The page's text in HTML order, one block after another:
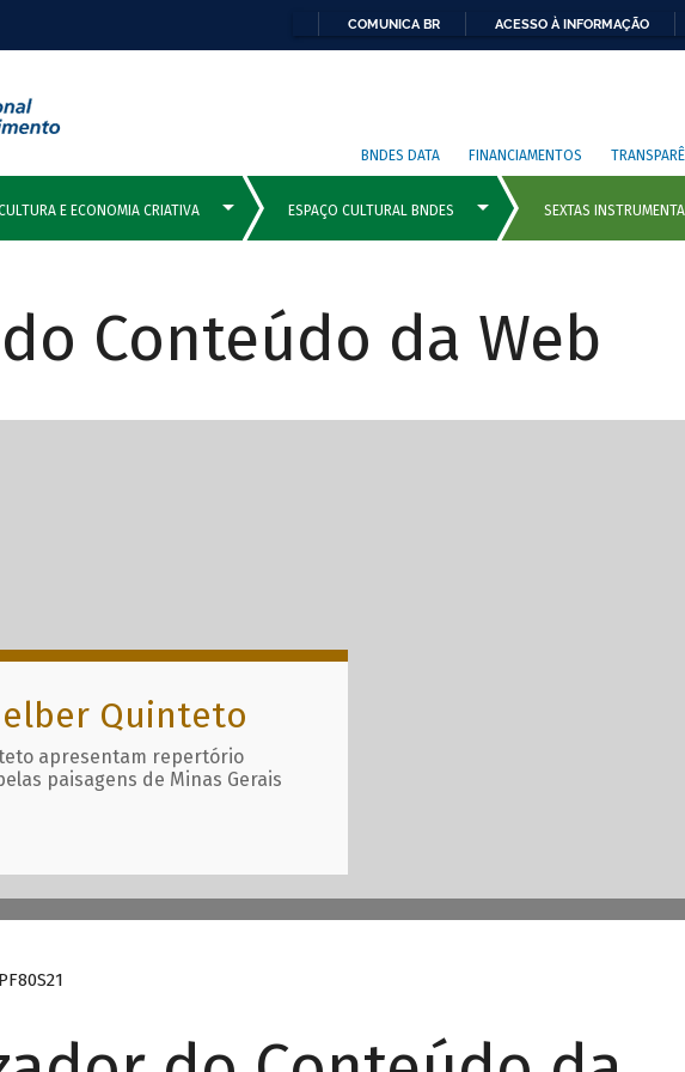
COMUNICA BR ACESSO À INFORMAÇÃO
BNDES DATA FINANCIAMENTOS
Conteúdo da Web
com
Quinteto
apresentam repertório
paisagens de Minas Gerais